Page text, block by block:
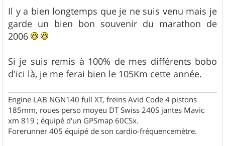
s
s
a
g
e
Il y a bien longtemps que je ne suis venu mais je
garde un bien bon souvenir du marathon de
2006
Si je suis remis à 100% de mes différents bobo
d'ici là, je me ferai bien le 105Km cette année.
Engine LAB NGN140 full XT, freins Avid Code 4 pistons
185mm, roues perso moyeu DT Swiss 240S jantes Mavic
xm 819 ; équipé d'un GPSmap 60CSx.
Forerunner 405 équipé de son cardio-fréquencemètre.